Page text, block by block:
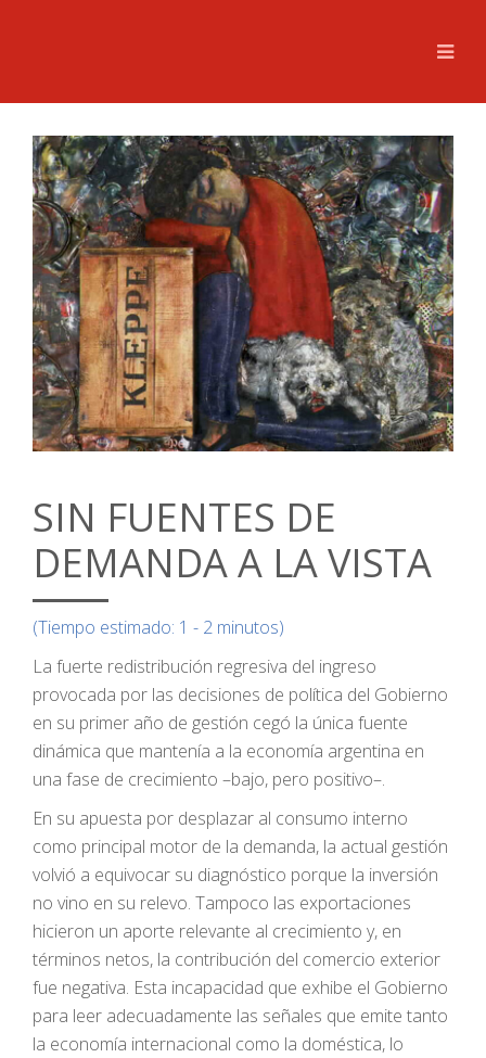
SIN FUENTES DE
DEMANDA A LA VISTA
(Tiempo estimado: 1 - 2 minutos)
La fuerte redistribución regresiva del ingreso
provocada por las decisiones de política del Gobierno
en su primer año de gestión cegó la única fuente
dinámica que mantenía a la economía argentina en
una fase de crecimiento –bajo, pero positivo–.
En su apuesta por desplazar al consumo interno
como principal motor de la demanda, la actual gestión
volvió a equivocar su diagnóstico porque la inversión
no vino en su relevo. Tampoco las exportaciones
hicieron un aporte relevante al crecimiento y, en
términos netos, la contribución del comercio exterior
fue negativa. Esta incapacidad que exhibe el Gobierno
para leer adecuadamente las señales que emite tanto
la economía internacional como la doméstica, lo